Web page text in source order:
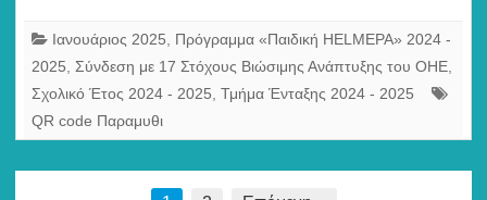
code
Παραμυθιού,
συνδιδασκαλία
Ιανουάριος 2025
Πρόγραμμα «Παιδική HELMEPA» 2024 -
2025
Σύνδεση με 17 Στόχους Βιώσιμης Ανάπτυξης του ΟΗΕ
Σχολικό Έτος 2024 - 2025 Τμήμα Ένταξης 2024 - 2025
QR code Παραμυθι